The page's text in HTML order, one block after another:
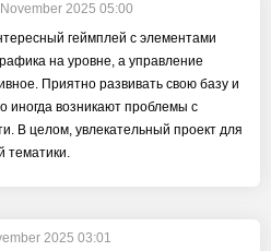
2025 05:00
геймплей с элементами
на уровне, а управление
Приятно развивать свою базу и
иногда возникают проблемы с
В целом, увлекательный проект для
тематики.
2025 03:01